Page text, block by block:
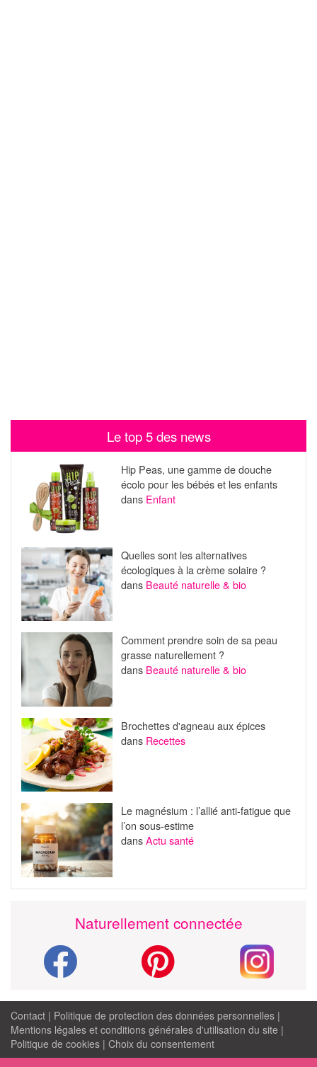
Le top 5 des news
Hip Peas, une gamme de douche
écolo pour les bébés et les enfants
dans Enfant
Quelles sont les alternatives
écologiques à la crème solaire ?
dans Beauté naturelle & bio
Comment prendre soin de sa peau
grasse naturellement ?
dans Beauté naturelle & bio
Brochettes d'agneau aux épices
dans Recettes
Le magnésium : l’allié anti-fatigue que
l’on sous-estime
dansActu santé
Naturellement connectée
Contact | Politique de protection des données personnelles |
Mentions légales et conditions générales d'utilisation du site |
Politique de cookies | Choix du consentement